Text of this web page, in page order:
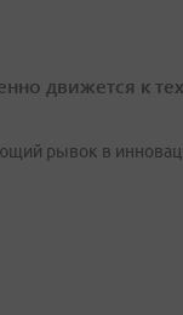
движется к
рывок в